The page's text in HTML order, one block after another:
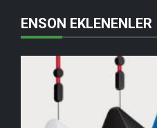
ENSON EKLENENLER